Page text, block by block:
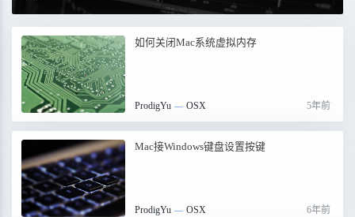
如何关闭Mac系统虚拟内存
ProdigYu — OSX 5年前
Mac接Windows键盘设置按键
ProdigYu — OSX 6年前